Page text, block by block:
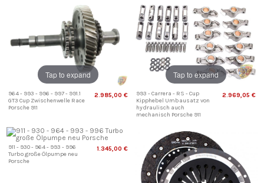
Tap to expand
964 - 993 - 996 - 997 - 991.1
GT3 Cup Zwischenwelle Race
Porsche 911
2.985,00 €
Tap to expand
993 - Carrera - RS - Cup
Kipphebel Umbausatz von
hydraulisch auch
mechanisch Porsche 911
2.969,05 €
911 - 930 - 964 - 993 - 996
Turbo große Ölpumpe neu
Porsche
1.345,00 €